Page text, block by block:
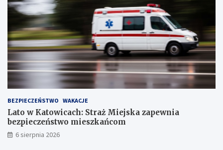
BEZPIECZEŃSTWO WAKACJE
Lato w Katowicach: Straż Miejska zapewnia
bezpieczeństwo mieszkańcom
6 sierpnia 2026